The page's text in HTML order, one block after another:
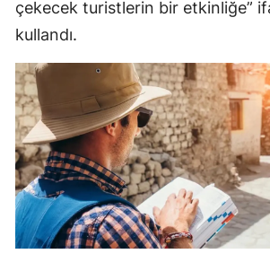
çekecek turistlerin bir etkinliğe”
kullandı.